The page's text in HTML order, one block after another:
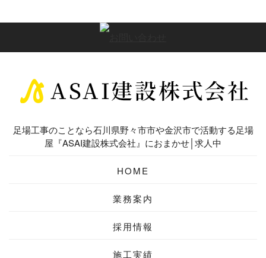
足場工事のことなら石川県野々市市や金沢市で活動する足場
屋『ASAI建設株式会社』におまかせ│求人中
HOME
業務案内
採用情報
施工実績